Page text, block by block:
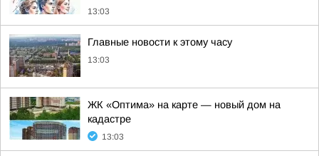
13:03
Главные новости к этому часу
13:03
ЖК «Оптима» на карте — новый дом на
кадастре
13:03